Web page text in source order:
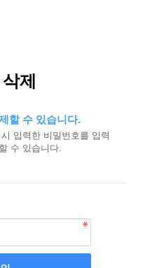
제
할 수 있습니다.
입력한 비밀번호를 입력
수 있습니다.